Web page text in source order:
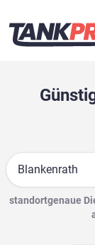
Suche
standortgenaue